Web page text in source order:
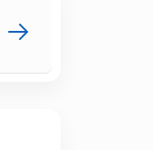
10
апреля